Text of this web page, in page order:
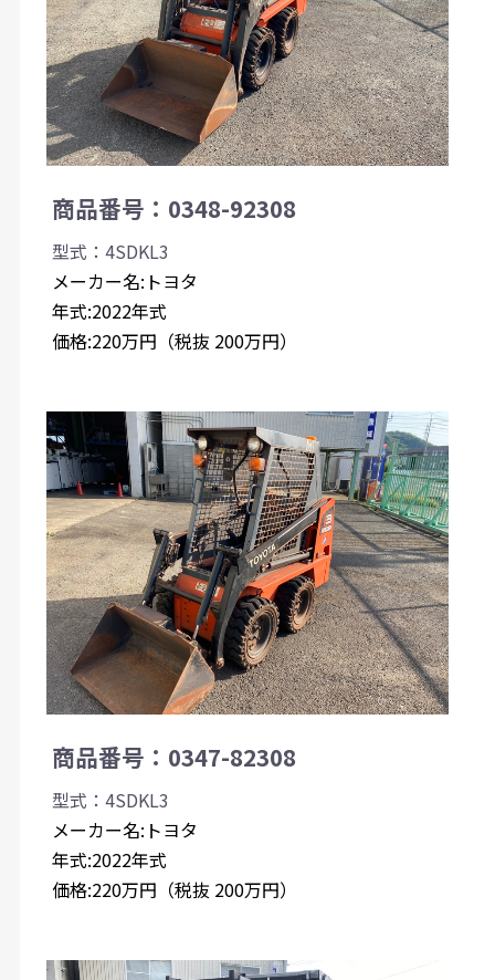
商品番号：0348-92308
型式：4SDKL3
メーカー名:トヨタ
年式:2022年式
価格:220万円（税抜 200万円）
商品番号：0347-82308
型式：4SDKL3
メーカー名:トヨタ
年式:2022年式
価格:220万円（税抜 200万円）